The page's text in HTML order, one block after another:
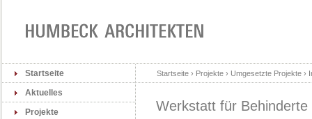
Startseite
Aktuelles
Projekte
Startseite › Projekte › Umgesetzte Projekte ›
Werkstatt für